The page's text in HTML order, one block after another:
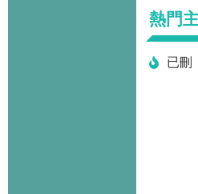
熱門
已刪